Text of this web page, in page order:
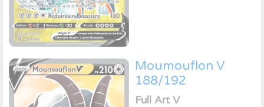
Moumouflon V
188/192
Full Art V